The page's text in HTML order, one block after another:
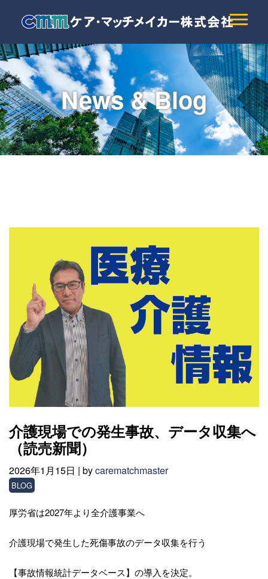
News & Blog
介護現場での発生事故、データ収集へ
（読売新聞）
2026年1月15日 | bycarematchmaster
BLOG
厚労省は2027年より全介護事業へ
介護現場で発生した死傷事故のデータ収集を行う
【事故情報統計データベース】の導入を決定。